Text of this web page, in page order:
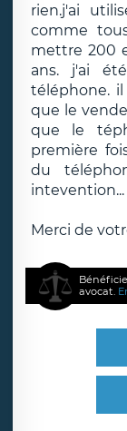
rien.j'ai
comme
mettre 200
ans. j'ai
téléphone.
que le
que le
première
du
intevention...
Merci de
avocat.